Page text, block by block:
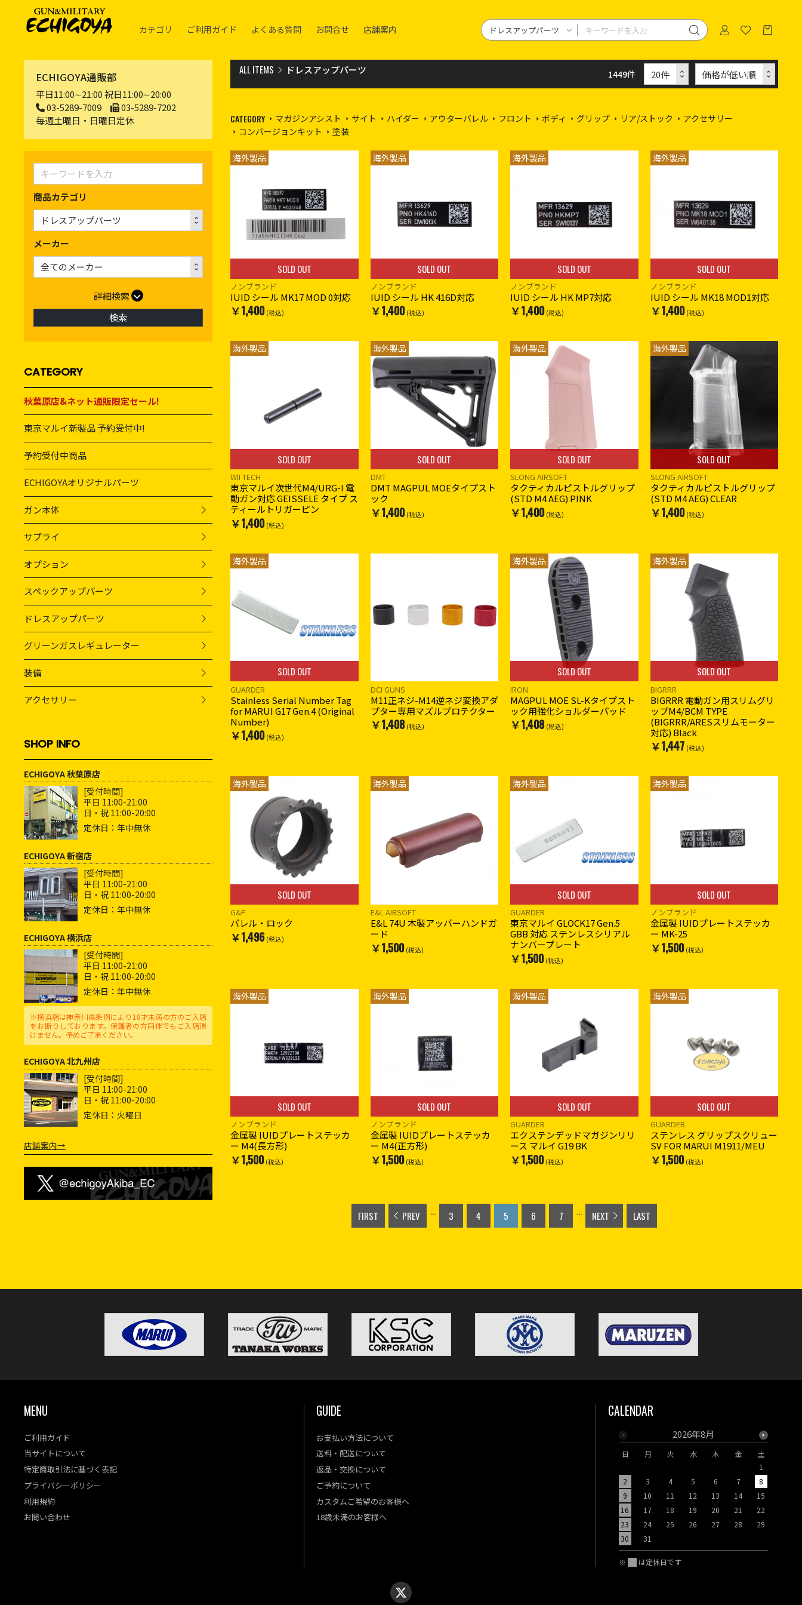
カテゴリ ご利用ガイド よくある質問 お問合せ 店舗案内
ECHIGOYA通販部
平日11:00∼21:00 祝日11:00∼20:00
03-5289-7009
03-5289-7202
毎週土曜日・日曜日定休
商品カテゴリ
メーカー
詳細検索
検索
CATEGORY
秋葉原店&ネット通販限定セール!
東京マルイ新製品 予約受付中!
予約受付中商品
ECHIGOYAオリジナルパーツ
ガン本体
サプライ
オプション
スペックアップパーツ
ドレスアップパーツ
グリーンガスレギュレーター
装備
アクセサリー
SHOP INFO
ECHIGOYA 秋葉原店
[受付時間]
平日 11:00-21:00
日・祝 11:00-20:00
定休日：年中無休
ECHIGOYA 新宿店
[受付時間]
平日 11:00-21:00
日・祝 11:00-20:00
定休日：年中無休
ECHIGOYA 横浜店
[受付時間]
平日 11:00-21:00
日・祝 11:00-20:00
定休日：年中無休
※横浜店は神奈川県条例により18才未満の方のご入店
をお断りしております。保護者の方同伴でもご入店頂
けません。予めご了承ください。
ECHIGOYA 北九州店
[受付時間]
平日 11:00-21:00
日・祝 11:00-20:00
定休日：火曜日
店舗案内→
ALL ITEMS ドレスアップパーツ 1449件
CATEGORY マガジンアシスト サイト ハイダー アウターバレル フロント ボディ グリップ リア/ストック
アクセサリー
コンバージョンキット
塗装
海外製品
SOLD OUT
ノンブランド
IUID シール MK17 MOD 0対応
￥1,400 (税込)
海外製品
SOLD OUT
ノンブランド
IUID シール HK 416D対応
￥1,400 (税込)
海外製品
SOLD OUT
ノンブランド
IUID シール HK MP7対応
￥1,400 (税込)
海外製品
SOLD OUT
ノンブランド
IUID シール MK18 MOD1対応
￥1,400 (税込)
海外製品
SOLD OUT
WII TECH
東京マルイ次世代M4/URG-I 電
動ガン対応 GEISSELE タイプ ス
ティールトリガーピン
￥1,400 (税込)
海外製品
SOLD OUT
DMT
DMT MAGPUL MOEタイプスト
ック
￥1,400 (税込)
海外製品
SOLD OUT
SLONG AIRSOFT
タクティカルピストルグリップ
(STD M4 AEG) PINK
￥1,400 (税込)
海外製品
SOLD OUT
SLONG AIRSOFT
タクティカルピストルグリップ
(STD M4 AEG) CLEAR
￥1,400 (税込)
海外製品
SOLD OUT
GUARDER
Stainless Serial Number Tag
for MARUI G17 Gen.4 (Original
Number)
￥1,400 (税込)
DCI GUNS
M11正ネジ-M14逆ネジ変換アダ
プター専用マズルプロテクター
￥1,408 (税込)
海外製品
SOLD OUT
IRON
MAGPUL MOE SL-Kタイプスト
ック用強化ショルダーパッド
￥1,408 (税込)
海外製品
SOLD OUT
BIGRRR
BIGRRR 電動ガン用スリムグリ
ップM4/BCM TYPE
(BIGRRR/ARESスリムモーター
対応) Black
￥1,447 (税込)
海外製品
SOLD OUT
G&P
バレル・ロック
￥1,496 (税込)
海外製品
E&L AIRSOFT
E&L 74U 木製アッパーハンドガ
ード
￥1,500 (税込)
海外製品
SOLD OUT
GUARDER
東京マルイ GLOCK17 Gen.5
GBB 対応 ステンレスシリアル
ナンバープレート
￥1,500 (税込)
海外製品
SOLD OUT
ノンブランド
金属製 IUIDプレートステッカ
ー MK-25
￥1,500 (税込)
海外製品
SOLD OUT
ノンブランド
金属製 IUIDプレートステッカ
ー M4(長方形)
￥1,500 (税込)
海外製品
SOLD OUT
ノンブランド
金属製 IUIDプレートステッカ
ー M4(正方形)
￥1,500 (税込)
海外製品
SOLD OUT
GUARDER
エクステンデッドマガジンリリ
ース マルイ G19 BK
￥1,500 (税込)
海外製品
SOLD OUT
GUARDER
ステンレス グリップスクリュー
SV FOR MARUI M1911/MEU
￥1,500 (税込)
FIRST PREV ... 3 4 5 6 7 ... NEXT LAST
MENU
ご利用ガイド
当サイトについて
特定商取引法に基づく表記
プライバシーポリシー
利用規約
お問い合わせ
GUIDE
お支払い方法について
送料・配送について
返品・交換について
ご予約について
カスタムご希望のお客様へ
18歳未満のお客様へ
CALENDAR
2026年8月
日 月 火 水 木 金
土
1
2
3 4 5 6 7
8
9
10 11 12 13 14
15
16
17 18 19 20 21
22
23
24 25 26 27 28
29
30
31
※ は定休日です